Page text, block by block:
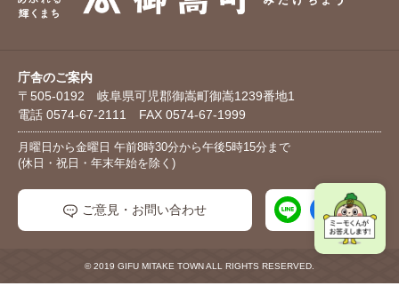
庁舎のご案内
〒505-0192 岐阜県可児郡御嵩町御嵩1239番地1
電話 0574-67-2111 FAX 0574-67-1999
月曜日から金曜日 午前8時30分から午後5時15分まで
(休日・祝日・年末年始を除く)
ご意見・お問い合わせ
© 2019 GIFU MITAKE TOWN ALL RIGHTS RESERVED.